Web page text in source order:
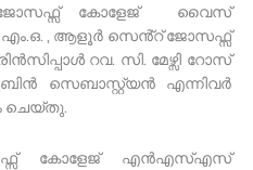
ജോസഫ്സ് കോളേജ് വൈസ്
എം.ഒ. , ആളൂർ സെൻ്റ് ജോസഫ്സ്
റവ. സി. മേഴ്സി റോസ്
സെബാസ്റ്റ്യൻ എന്നിവർ
ചെയ്തു.
കോളേജ് എൻഎസ്എസ്